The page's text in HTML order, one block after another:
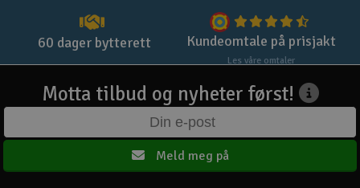
60 dager bytterett Kundeomtale på prisjakt
Les våre omtaler
Motta tilbud og nyheter først!
Meld meg på